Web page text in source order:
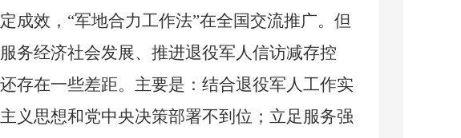
成效， “军地合力工作法”在全国交流推广。但
务经济社会发展、推进退役军人信访减存控
存在一些差距。主要是 ： 结合退役军人工作实
义思想和党中央决策部署不到位 ； 立足服务强